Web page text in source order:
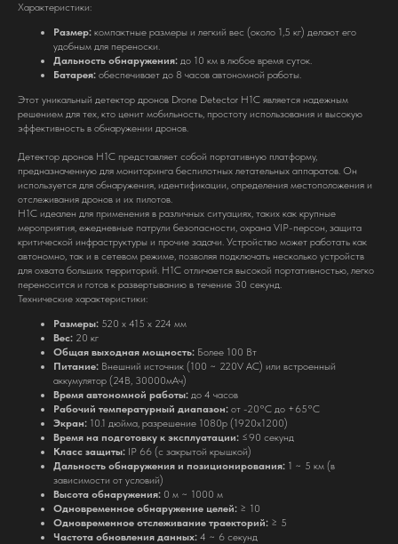
Характеристики:
Размер: компактные размеры и легкий вес (около 1,5 кг) делают его
удобным для переноски.
Дальность обнаружения: до 10 км в любое время суток.
Батарея: обеспечивает до 8 часов автономной работы.
Этот уникальный детектор дронов Drone Detector H1C является надежным
решением для тех, кто ценит мобильность, простоту использования и высокую
эффективность в обнаружении дронов.
Детектор дронов H1C представляет собой портативную платформу,
предназначенную для мониторинга беспилотных летательных аппаратов. Он
используется для обнаружения, идентификации, определения местоположения и
отслеживания дронов и их пилотов.
H1C идеален для применения в различных ситуациях, таких как крупные
мероприятия, ежедневные патрули безопасности, охрана VIP-персон, защита
критической инфраструктуры и прочие задачи. Устройство может работать как
автономно, так и в сетевом режиме, позволяя подключать несколько устройств
для охвата больших территорий. H1C отличается высокой портативностью, легко
переносится и готов к развертыванию в течение 30 секунд.
Технические характеристики:
Размеры: 520 x 415 x 224 мм
Вес: 20 кг
Общая выходная мощность: Более 100 Вт
Питание: Внешний источник (100 ~ 220V AC) или встроенный
аккумулятор (24В, 30000мАч)
Время автономной работы: до 4 часов
Рабочий температурный диапазон: от -20°C до +65°C
Экран: 10.1 дюйма, разрешение 1080p (1920x1200)
Время на подготовку к эксплуатации: ≤90 секунд
Класс защиты: IP 66 (с закрытой крышкой)
Дальность обнаружения и позиционирования: 1 ~ 5 км (в
зависимости от условий)
Высота обнаружения: 0 м ~ 1000 м
Одновременное обнаружение целей: ≥ 10
Одновременное отслеживание траекторий: ≥ 5
Частота обновления данных: 4 ~ 6 секунд
надежный партнер для бизнеса с широким спектром
инновационных решений
МЕНЮ
ГЛАВНАЯ
КАТАЛОГ
УСЛУГИ
ООО "РУСХЕЛТЕХ" ИНН: 9721258330
КПП: 772101001 ОГРН: 1257700462029
Адрес: 109428, г. Москва,Рязанский пр-кт,
д. 8а